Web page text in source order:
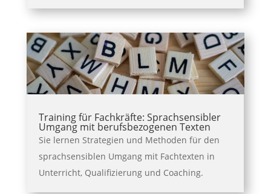
Training für Fachkräfte: Sprachsensibler
Umgang mit berufsbezogenen Texten
Sie lernen Strategien und Methoden für den
sprachsensiblen Umgang mit Fachtexten in
Unterricht, Qualifizierung und Coaching.